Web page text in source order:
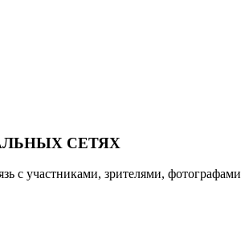
СЕТЯХ
с участниками, зрителями, фотографами